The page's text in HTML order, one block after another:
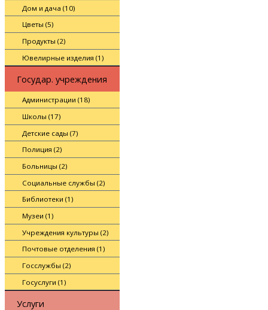
Дом и дача (10)
Цветы (5)
Продукты (2)
Ювелирные изделия (1)
Государ. учреждения
Администрации (18)
Школы (17)
Детские сады (7)
Полиция (2)
Больницы (2)
Социальные службы (2)
Библиотеки (1)
Музеи (1)
Учреждения культуры (2)
Почтовые отделения (1)
Госслужбы (2)
Госуслуги (1)
Услуги